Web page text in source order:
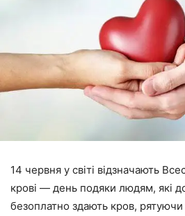
14 червня у світі відзначають
крові — день подяки людям, які
безоплатно здають кров,